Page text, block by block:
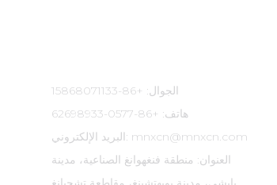
الجوال: +86-15868071133
هاتف: +86-0577-62698933
البريد الإلكتروني: mnxcn@mnxcn.com
العنوان: منطقة فنغهوانغ الصناعية، مدينة